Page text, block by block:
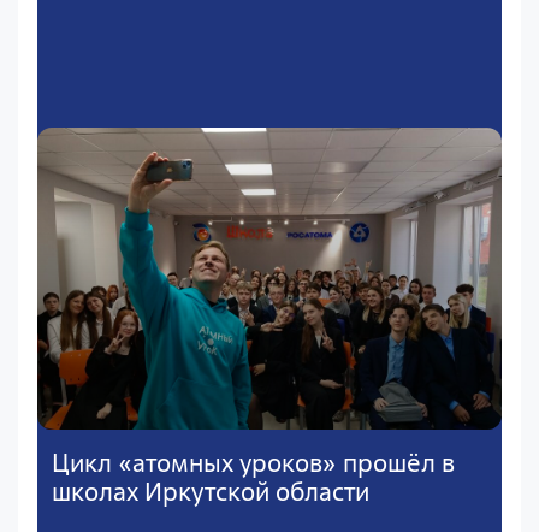
Цикл «атомных уроков» прошёл в
школах Иркутской области